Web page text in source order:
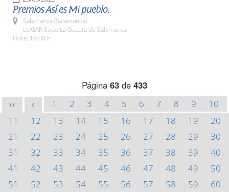
Premios Así es Mi pueblo.
Salamanca (Salamanca)
LUGAR Sede La Gaceta de Salamanca
Hora: 19:00 h.
Página 63 de 433
<< < 1 2 3 4 5 6 7 8 9
10
11
12 13 14 15 16 17 18 19
20
21
22 23 24 25 26 27 28 29
30
31
32 33 34 35 36 37 38 39
40
41
42 43 44 45 46 47 48 49
50
51
52 53 54 55 56 57 58 59
60